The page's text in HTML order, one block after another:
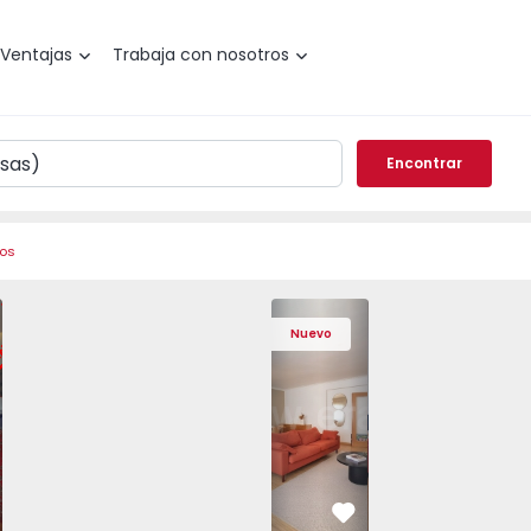
Ventajas Trabaja con nosotros
Encontrar
de Varzim, Póvoa de Varzim, Beiriz e Argivai - 1574602 - 20
T3 Póvoa de Varzim, Póvoa de Varzim, Beiriz e Argivai -
Apartamento T3 Póvoa de Varzim, Póvoa de Varzim, Beiriz
Apartamento T3 Póvoa de Varzim, Póvoa de
Apartamento T3 Póvoa de Varzim,
Apartamento T3 Póvoa de
Apartamento
Nuevo
Apartamento T4 Cascais, São Domingos
Apartamento T4 Cascais,
Apartamento T4
Favorito